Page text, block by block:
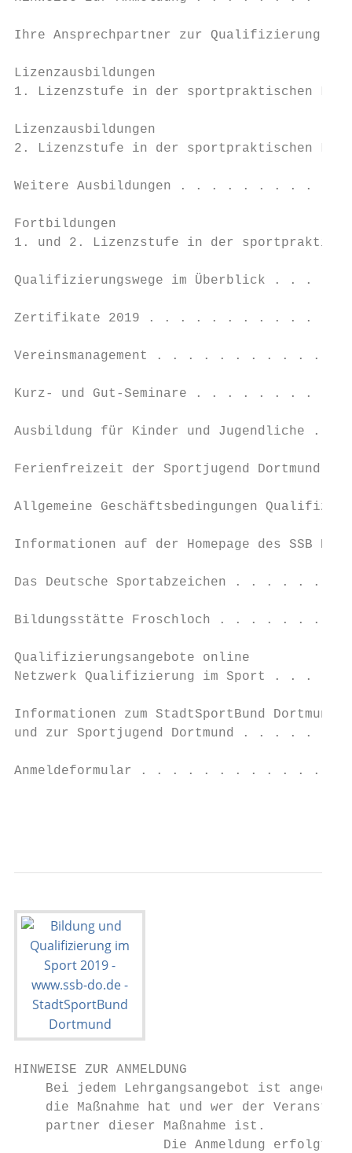
Ihre Ansprechpartner zur
Lizenzausbildungen
1. Lizenzstufe in der
Lizenzausbildungen
2. Lizenzstufe in der
Weitere Ausbildungen . . . . . .
Fortbildungen
1. und 2. Lizenzstufe in der
Qualifizierungswege im
Zertifikate 2019 . . . . . . . . . .
Vereinsmanagement . . . . . . .
Kurz- und Gut-Seminare . . . . .
Ausbildung für Kinder und
Ferienfreizeit der Sportjugend
Allgemeine Geschäftsbedingungen
Informationen auf der Homepage des
Das Deutsche Sportabzeichen .
Bildungsstätte Froschloch . . .
Qualifizierungsangebote online
Netzwerk Qualifizierung im
Informationen zum StadtSportBund Dortmund
und zur Sportjugend Dortmund .
Anmeldeformular . . . . . . . . .
HINWEISE ZUR ANMELDUNG
Bei jedem Lehrgangsangebot ist
die Maßnahme hat und wer der
    partner dieser Maßnahme ist.
Die Anmeldung erfolgt